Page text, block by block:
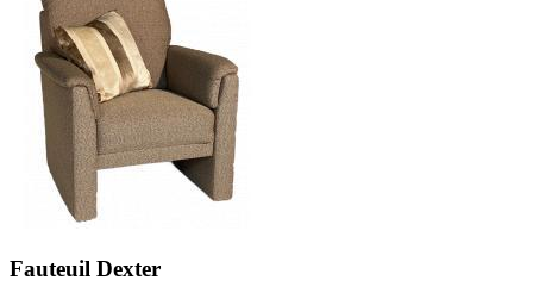
Fauteuil Dexter